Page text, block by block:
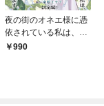
夜の街のオネエ様に憑
依されている私は、乙
女ゲームの当て馬ちゃ
990